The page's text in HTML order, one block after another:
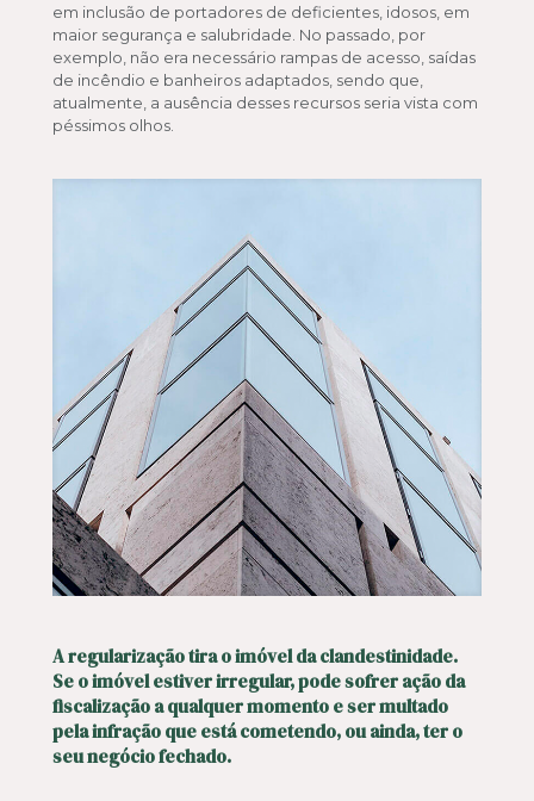
em inclusão de portadores de deficientes, idosos, em
maior segurança e salubridade. No passado, por
exemplo, não era necessário rampas de acesso, saídas
de incêndio e banheiros adaptados, sendo que,
atualmente, a ausência desses recursos seria vista com
péssimos olhos.
A regularização tira o imóvel da clandestinidade.
Se o imóvel estiver irregular, pode sofrer ação da
fiscalização a qualquer momento e ser multado
pela infração que está cometendo, ou ainda, ter o
seu negócio fechado.